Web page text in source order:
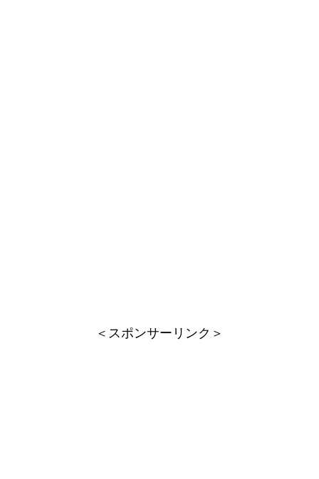
＜スポンサーリンク＞